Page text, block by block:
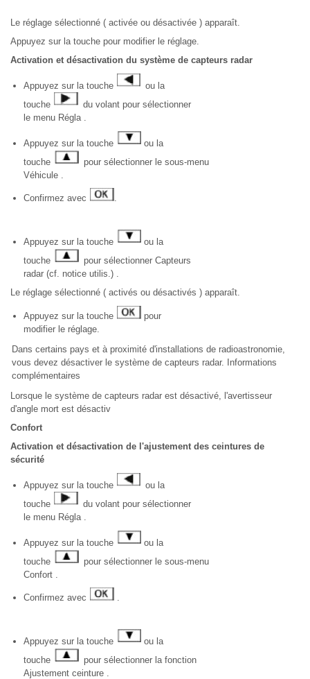
Le réglage sélectionné ( activée ou désactivée ) apparaît.
Appuyez sur la touche pour modifier le réglage.
Activation et désactivation du système de capteurs radar
Appuyez sur la touche
ou la
touche
du volant pour sélectionner
le menu Régla .
Appuyez sur la touche
ou la
touche
pour sélectionner le sous-menu
Véhicule .
Confirmez avec .
Appuyez sur la touche
ou la
touche
pour sélectionner Capteurs
radar (cf. notice utilis.) .
Le réglage sélectionné ( activés ou désactivés ) apparaît.
Appuyez sur la touche
pour
modifier le réglage.
Dans certains pays et à proximité d'installations de radioastronomie,
vous devez désactiver le système de capteurs radar. Informations
complémentaires
Lorsque le système de capteurs radar est désactivé, l'avertisseur
d'angle mort est désactiv
Confort
Activation et désactivation de l'ajustement des ceintures de
sécurité
Appuyez sur la touche
ou la
touche
du volant pour sélectionner
le menu Régla .
Appuyez sur la touche
ou la
touche
pour sélectionner le sous-menu
Confort .
Confirmez avec .
Appuyez sur la touche
ou la
touche
pour sélectionner la fonction
Ajustement ceinture .